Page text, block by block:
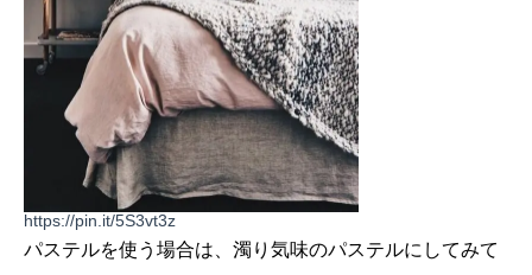
https://pin.it/5S3vt3z
パステルを使う場合は、濁り気味のパステルにしてみて